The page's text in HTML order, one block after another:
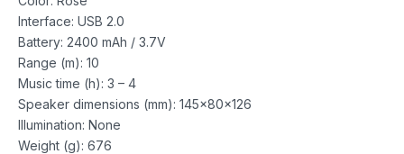
Interface: USB 2.0
Battery: 2400 mAh / 3.7V
Range (m): 10
Music time (h): 3 – 4
Speaker dimensions (mm): 145x80x126
Illumination: None
Weight (g): 676